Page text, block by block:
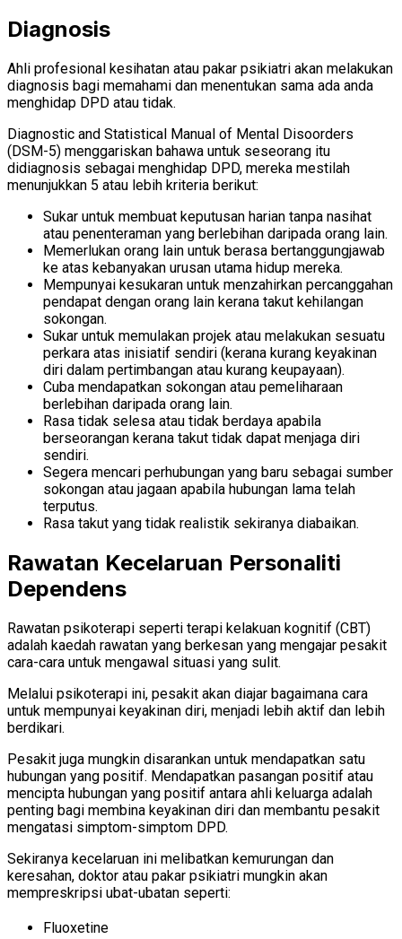
Diagnosis
Ahli profesional kesihatan atau pakar psikiatri akan melakukan
diagnosis bagi memahami dan menentukan sama ada anda
menghidap DPD atau tidak.
Diagnostic and Statistical Manual of Mental Disoorders
(DSM-5) menggariskan bahawa untuk seseorang itu
didiagnosis sebagai menghidap DPD, mereka mestilah
menunjukkan 5 atau lebih kriteria berikut:
Sukar untuk membuat keputusan harian tanpa nasihat
atau penenteraman yang berlebihan daripada orang lain.
Memerlukan orang lain untuk berasa bertanggungjawab
ke atas kebanyakan urusan utama hidup mereka.
Mempunyai kesukaran untuk menzahirkan percanggahan
pendapat dengan orang lain kerana takut kehilangan
sokongan.
Sukar untuk memulakan projek atau melakukan sesuatu
perkara atas inisiatif sendiri (kerana kurang keyakinan
diri dalam pertimbangan atau kurang keupayaan).
Cuba mendapatkan sokongan atau pemeliharaan
berlebihan daripada orang lain.
Rasa tidak selesa atau tidak berdaya apabila
berseorangan kerana takut tidak dapat menjaga diri
sendiri.
Segera mencari perhubungan yang baru sebagai sumber
sokongan atau jagaan apabila hubungan lama telah
terputus.
Rasa takut yang tidak realistik sekiranya diabaikan.
Rawatan Kecelaruan Personaliti
Dependens
Rawatan psikoterapi seperti terapi kelakuan kognitif (CBT)
adalah kaedah rawatan yang berkesan yang mengajar pesakit
cara-cara untuk mengawal situasi yang sulit.
Melalui psikoterapi ini, pesakit akan diajar bagaimana cara
untuk mempunyai keyakinan diri, menjadi lebih aktif dan lebih
berdikari.
Pesakit juga mungkin disarankan untuk mendapatkan satu
hubungan yang positif. Mendapatkan pasangan positif atau
mencipta hubungan yang positif antara ahli keluarga adalah
penting bagi membina keyakinan diri dan membantu pesakit
mengatasi simptom-simptom DPD.
Sekiranya kecelaruan ini melibatkan kemurungan dan
keresahan, doktor atau pakar psikiatri mungkin akan
mempreskripsi ubat-ubatan seperti:
Fluoxetine